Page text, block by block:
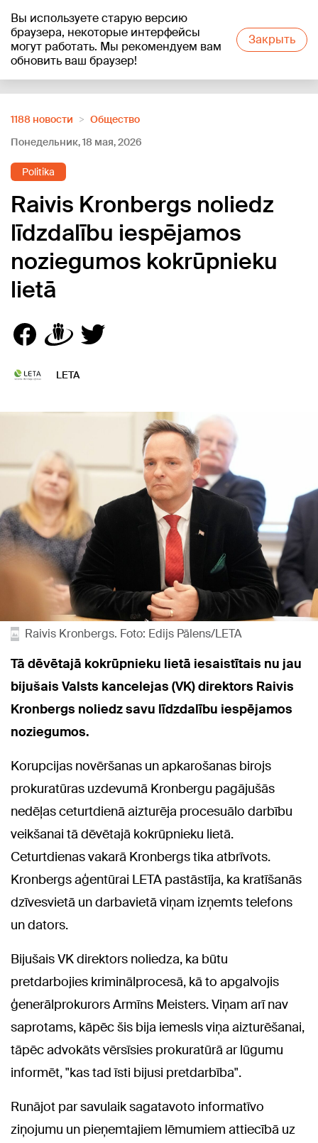
Вы используете старую версию
браузера, некоторые интерфейсы
могут работать. Мы рекомендуем вам
обновить ваш браузер!
Закрыть
+18°C
1188 новости
Oбщество
Понедельник, 18 мая, 2026
Politika
Raivis Kronbergs noliedz
līdzdalību iespējamos
noziegumos kokrūpnieku
lietā
LETA
Raivis Kronbergs. Foto: Edijs Pālens/LETA
Tā dēvētajā kokrūpnieku lietā iesaistītais nu jau
bijušais Valsts kancelejas (VK) direktors Raivis
Kronbergs noliedz savu līdzdalību iespējamos
noziegumos.
Korupcijas novēršanas un apkarošanas birojs
prokuratūras uzdevumā Kronbergu pagājušās
nedēļas ceturtdienā aizturēja procesuālo darbību
veikšanai tā dēvētajā kokrūpnieku lietā.
Ceturtdienas vakarā Kronbergs tika atbrīvots.
Kronbergs aģentūrai LETA pastāstīja, ka kratīšanās
dzīvesvietā un darbavietā viņam izņemts telefons
un dators.
Bijušais VK direktors noliedza, ka būtu
pretdarbojies kriminālprocesā, kā to apgalvojis
ģenerālprokurors Armīns Meisters. Viņam arī nav
saprotams, kāpēc šis bija iemesls viņa aizturēšanai,
tāpēc advokāts vērsīsies prokuratūrā ar lūgumu
informēt, "kas tad īsti bijusi pretdarbība".
Runājot par savulaik sagatavoto informatīvo
ziņojumu un pieņemtajiem lēmumiem attiecībā uz